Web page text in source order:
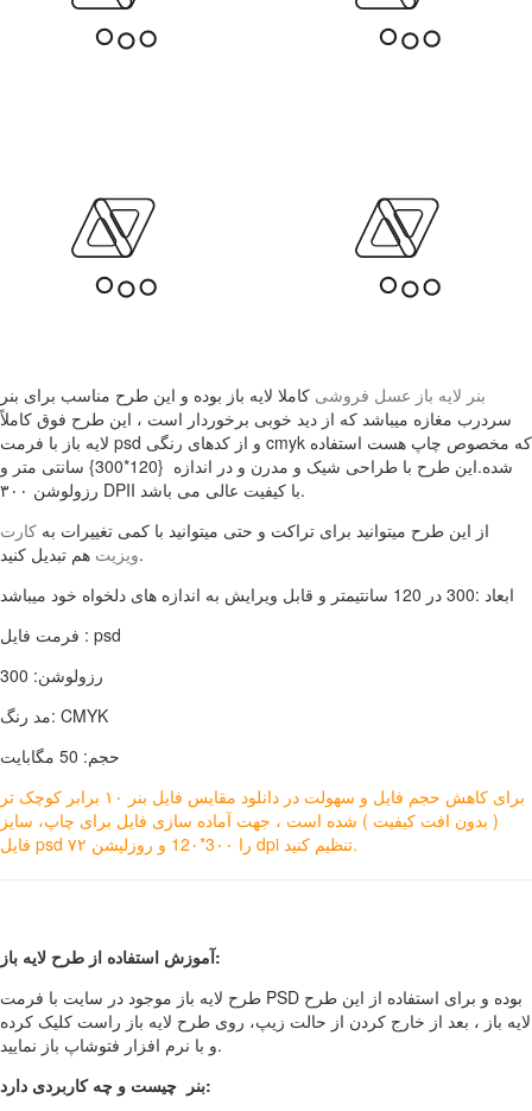
بنر لایه باز عسل فروشی کاملا لایه باز بوده و این طرح مناسب برای بنر
سردرب مغازه میباشد که از دید خوبی برخوردار است ، این طرح فوق کاملاً
لایه باز با فرمت psd و از کدهای رنگی cmyk که مخصوص چاپ هست استفاده
شده.این طرح با طراحی شیک و مدرن و در اندازه {120*300} سانتی متر و
رزولوشن ۳۰۰ DPII با کیفیت عالی می باشد.
از این طرح میتوانید برای تراکت و حتی میتوانید با کمی تغییرات به کارت
ویزیتهم تبدیل کنید.
ابعاد :300 در 120 سانتیمتر و قابل ویرایش به اندازه های دلخواه خود میباشد
فرمت فایل : psd
رزولوشن: 300
مد رنگ: CMYK
حجم: 50 مگابایت
برای کاهش حجم فایل و سهولت در دانلود مقایس فایل بنر ۱۰ برابر کوچک تر
( بدون افت کیفیت ) شده است ، جهت آماده سازی فایل برای چاپ، سایز
فایل psd را 3۰۰*12۰ و روزلیشن ۷۲ dpi تنظیم کنید.
آموزش استفاده از طرح لایه باز:
طرح لایه باز موجود در سایت با فرمت PSD بوده و برای استفاده از این طرح
لایه باز ، بعد از خارج کردن از حالت زیپ، روی طرح لایه باز راست کلیک کرده
و با نرم افزار فتوشاپ باز نمایید.
بنر چیست و چه کاربردی دارد: